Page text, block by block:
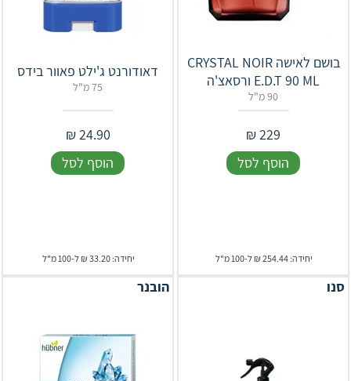
בושם לאישה CRYSTAL NOIR
E.D.T 90 ML ורסאצ'ה
90 מ"ל
229
₪
הוסף לסל
יחידה: 254.44 ₪ ל-100 מ"ל
דאודורנט ג'ילט פאוור בידס
75 מ"ל
24.90
₪
הוסף לסל
יחידה: 33.20 ₪ ל-100 מ"ל
סנו הובנר